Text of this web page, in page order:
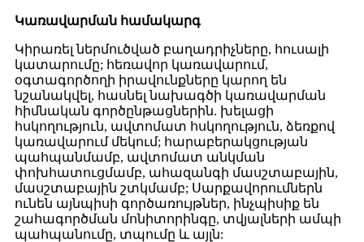
Կառավարման համակարգ
Կիրառել ներմուծված բաղադրիչները, հուսալի
կատարումը; հեռավոր կառավարում,
օգտագործողի իրավունքները կարող են
նշանակվել, հասնել նախագծի կառավարման
հիմնական գործընթացներին. խելացի
հսկողություն, ավտոմատ հսկողություն, ձեռքով
կառավարում մեկում; հարաբերակցության
պահպանմամբ, ավտոմատ անկման
փոխհատուցմամբ, ահազանգի մասշտաբային,
մասշտաբային շտկմամբ; Սարքավորումներն
ունեն այնպիսի գործառույթներ, ինչպիսիք են
շահագործման մոնիտորինգը, տվյալների ամպի
պահպանումը, տպումը և այլն: